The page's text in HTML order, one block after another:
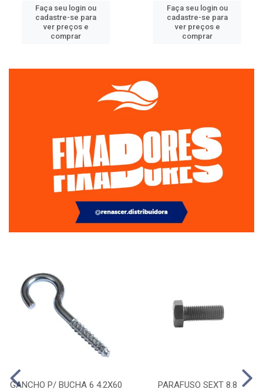
Faça seu login ou
cadastre-se para
ver preços e
comprar
Faça seu login ou
cadastre-se para
ver preços e
comprar
GANCHO P/ BUCHA 6 4.2X60
PARAFUSO SEXT 8.8